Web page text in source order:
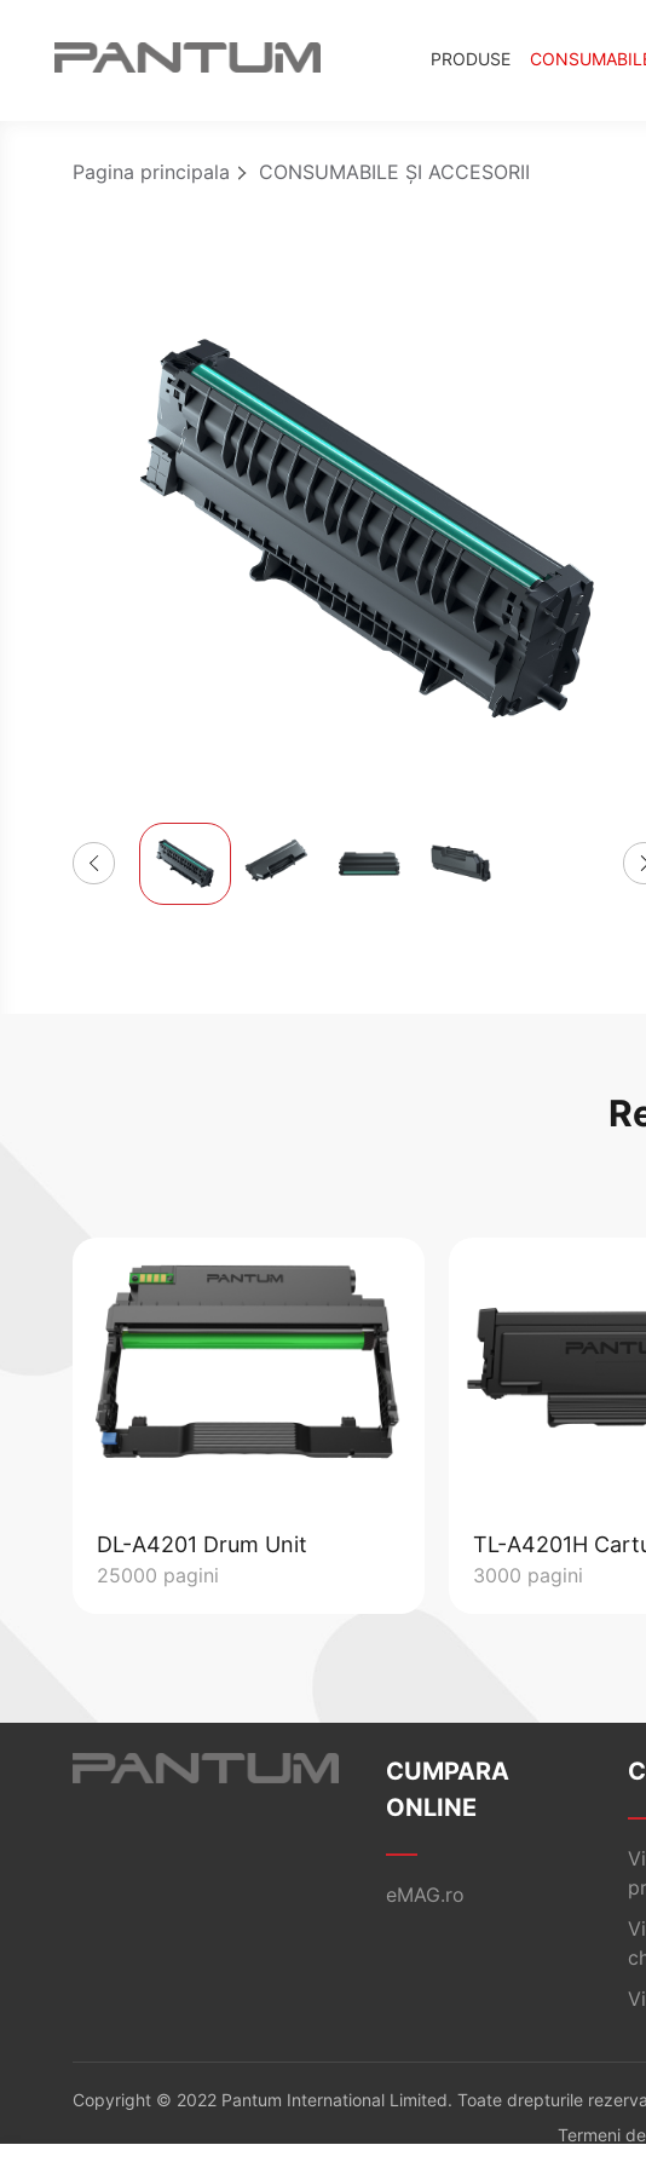
PRODUSE
Pagina principala CONSUMABILE ȘI ACCESORII
DL-A4201 Drum Unit
25000 pagini
TL-A4201H
3000 pagini
CUMPARA
ONLINE
eMAG.ro
Copyright © 2022 Pantum International Limited. Toate drepturile
Termeni